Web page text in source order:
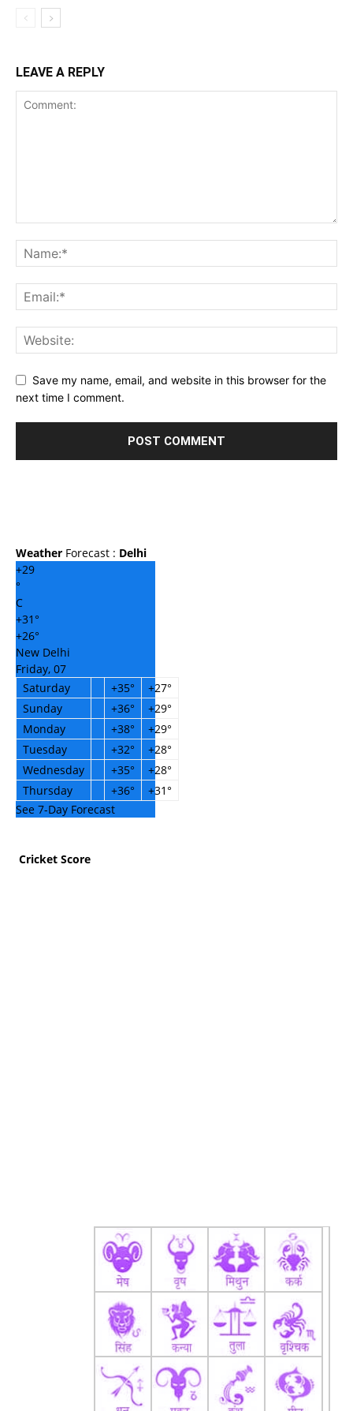
LEAVE A REPLY
Save my name, email, and website in this browser for the
next time I comment.
Weather Forecast : Delhi
+29
°
C
+31°
+26°
New Delhi
Friday, 07
Saturday
+35° +27°
Sunday
+36° +29°
Monday
+38° +29°
Tuesday
+32° +28°
Wednesday
+35° +28°
Thursday
+36° +31°
See 7-Day Forecast
Cricket Score